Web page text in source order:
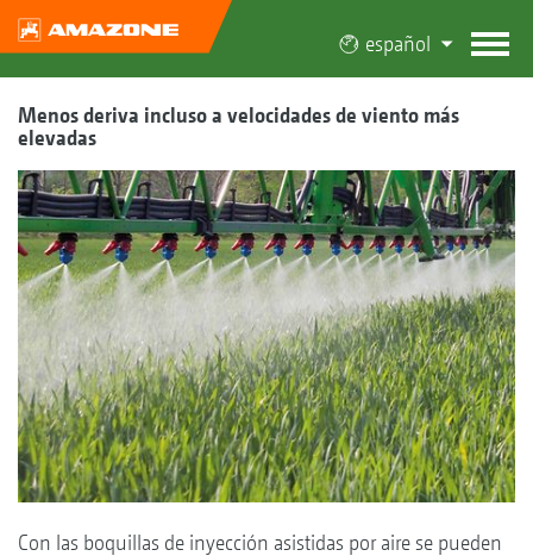
español
Menos deriva incluso a velocidades de viento más
elevadas
Con las boquillas de inyección asistidas por aire se pueden